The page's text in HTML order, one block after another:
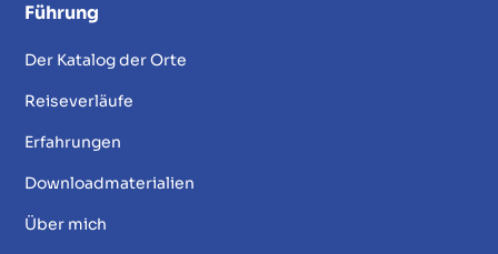
Führung
Der Katalog der Orte
Reiseverläufe
Erfahrungen
Downloadmaterialien
Über mich